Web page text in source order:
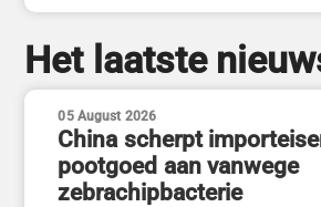
Het laatste
05 August 2026
China scherpt
pootgoed aan vanwege
zebrachipbacterie